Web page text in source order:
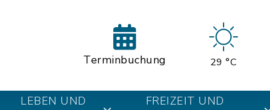
Terminbuchung 29 °C
LEBEN UND
FREIZEIT UND